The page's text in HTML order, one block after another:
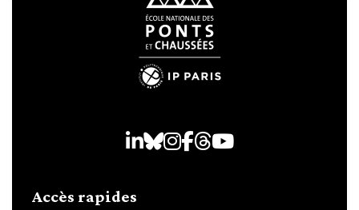
ANNULER
LinkedIn
Bluesky
Instagram
Facebook
Threads
Youtube
Accès rapides